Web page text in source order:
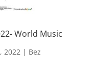
World Music
2022| Bez